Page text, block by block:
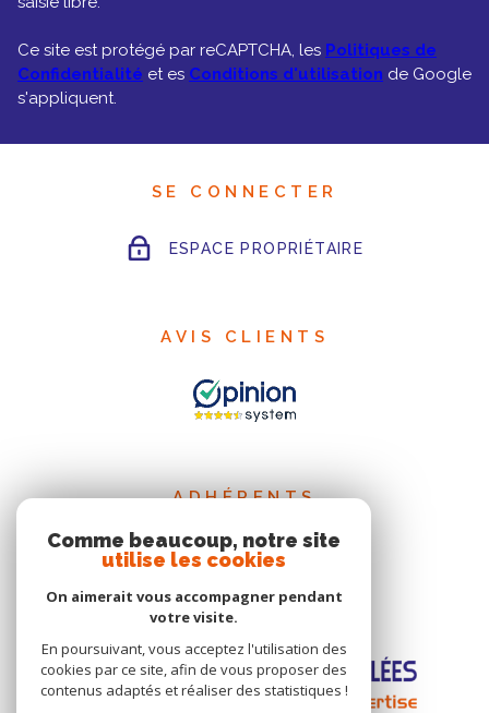
Ce site est protégé par reCAPTCHA, les Politiques de
Confidentialité et es Conditions d'utilisation de Google
s'appliquent.
SE CONNECTER
ESPACE PROPRIÉTAIRE
AVIS CLIENTS
ADHÉRENTS
Comme beaucoup, notre site
utilise les cookies
On aimerait vous accompagner pendant
votre visite.
En poursuivant, vous acceptez l'utilisation des
cookies par ce site, afin de vous proposer des
contenus adaptés et réaliser des statistiques !